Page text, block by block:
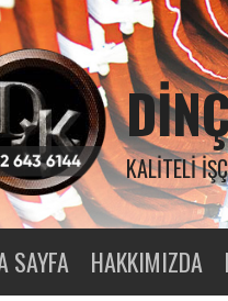
KALITELI
SAYFA HAKKIMIZDA